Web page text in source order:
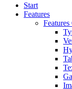
Start
Features
Features